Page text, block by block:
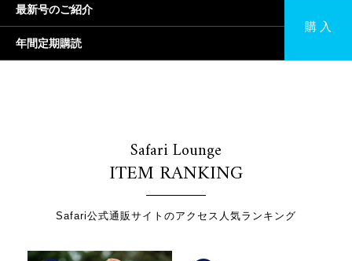
最新号のご紹介
年間定期購読
購 入
Safari Lounge
ITEM RANKING
Safari公式通販サイトのアクセス人気ランキング